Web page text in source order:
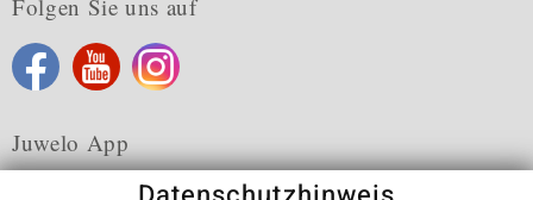
Folgen Sie uns auf
Juwelo App